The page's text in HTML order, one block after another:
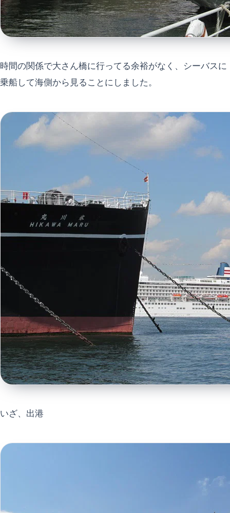
時間の関係で大さん橋に行ってる余裕がなく、シーバスに
乗船して海側から見ることにしました。
いざ、出港